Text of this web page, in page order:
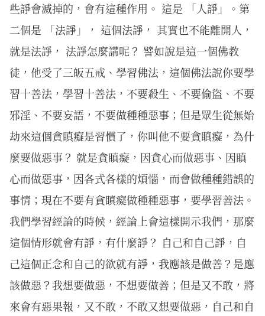
些諍會滅掉的，會有這種作用。 這是 「人諍」。第
二個是 「法諍」， 這個法諍， 其實也不能離開人，
就是法諍， 法諍怎麼講呢？ 譬如說是這一個佛教
徒，他受了三皈五戒、學習佛法，這個佛法說你要學
習十善法，學習十善法，不要殺生、不要偷盜、不要
邪淫、不要妄語，不要做種種惡事；但是眾生從無始
劫來這個貪瞋癡是習慣了，你叫他不要貪瞋癡，為什
麼要做惡事？ 就是貪瞋癡，因貪心而做惡事、因瞋
心而做惡事，因各式各樣的煩惱，而會做種種錯誤的
事情；現在不要有貪瞋癡做種種惡事，要學習善法。
我們學習經論的時候，經論上會這樣開示我們，那麼
這個情形就會有諍，有什麼諍？ 自己和自己諍，自
己這個正念和自己的欲就有諍，我應該是做善？是應
該做惡？我想要做惡，不想要做善；但是又不敢，將
來會有惡果報，又不敢，不敢又想要做惡，自己和自